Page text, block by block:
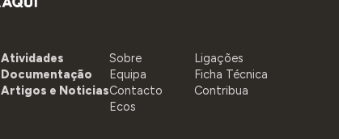
Atividades
Documentação
Artigos e Noticias
Sobre
Equipa
Contacto
Ecos
Ligações
Ficha Técnica
Contribua